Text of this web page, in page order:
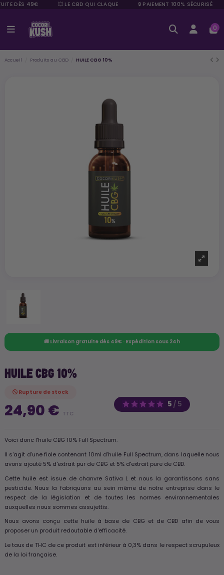
DÈS 49€ 💥 LE CBD QUI CLAQUE 🔒 PAIEMENT 100% SÉCURISÉ
0
Accueil Produits au CBD HUILE CBG 10%
🚚 Livraison gratuite dès 49€ · Expédition sous 24h
HUILE CBG 10%
5 / 5
Rupture de stock
24,90 € TTC
Voici donc l'huile CBG 10% Full Spectrum.
Il s'agit d'une fiole contenant 10ml d'huile Full Spectrum, dans laquelle nous
avons ajouté 5% d'extrait pur de CBG et 5% d'extrait pure de CBD.
Cette huile est issue de chanvre Sativa L et nous la garantissons sans
pesticide. Nous la fabriquons au sein même de notre entreprise dans le
respect de la législation et de toutes les normes environnementales
auxquelles nous sommes assujettis.
Nous avons conçu cette huile à base de CBG et de CBD afin de vous
proposer un produit redoutable d'efficacité.
Le taux de THC de ce produit est inférieur à 0,3% dans le respect scrupuleux
de la loi française.